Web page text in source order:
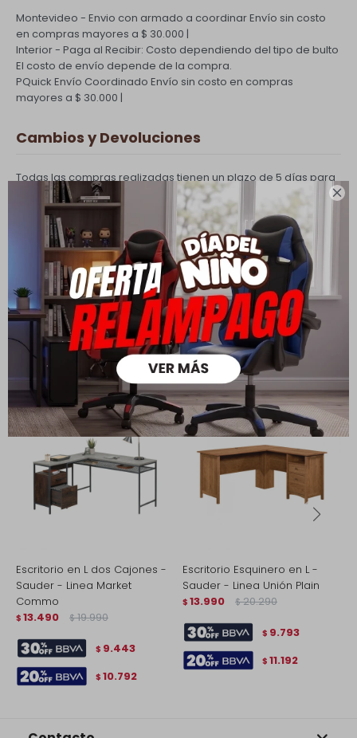

Montevideo - Envio con armado a coordinarEnvío sin costo
en compras mayores a $ 30.000 |
Interior - Paga al Recibir: Costo dependiendo del tipo de bulto
El costo de envío depende de la compra.
PQuick Envío Coordinado Envío sin costo en compras
mayores a $ 30.000 |
Cambios y Devoluciones
Todas las compras realizadas tienen un plazo de 5 días para
su cambio.
Ver mas
Medios de pago
Productos que te pueden interesar
Escritorio en L dos Cajones -
Sauder - Linea Market
Commo
$ 13.490 $ 19.990
$ 9.443
$ 10.792
Escritorio Esquinero en L -
Sauder - Linea Unión Plain
$ 13.990 $ 20.290
$ 9.793
$ 11.192